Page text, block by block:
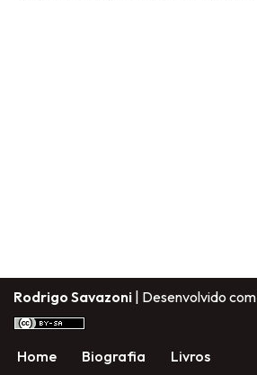
Rodrigo Savazoni | Desenvolvido com
Home Biografia Livros